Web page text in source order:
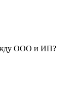
ООО и ИП?